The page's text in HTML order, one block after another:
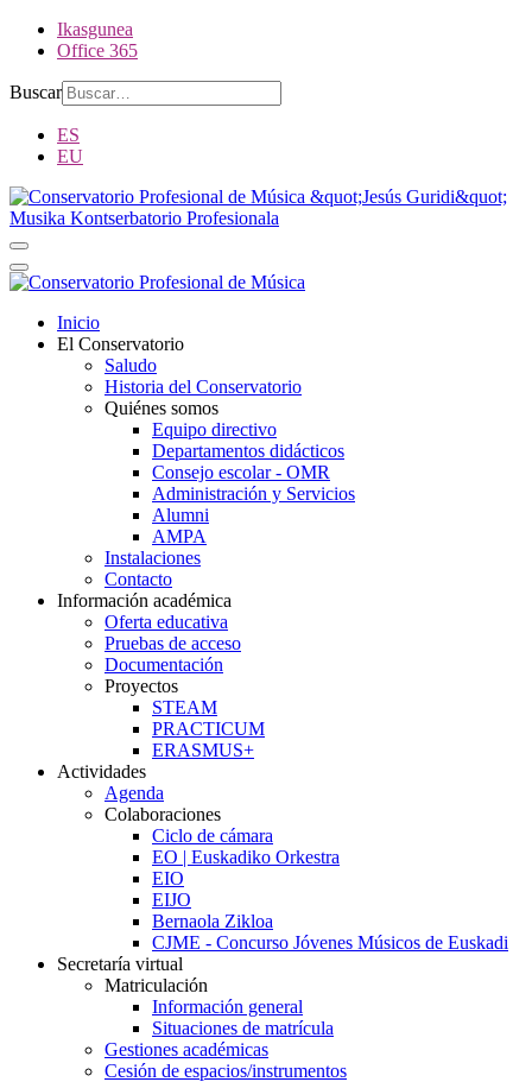
Ikasgunea
Office 365
Buscar
ES
EU
Inicio
El Conservatorio
Saludo
Historia del Conservatorio
Quiénes somos
Equipo directivo
Departamentos didácticos
Consejo escolar - OMR
Administración y Servicios
Alumni
AMPA
Instalaciones
Contacto
Información académica
Oferta educativa
Pruebas de acceso
Documentación
Proyectos
STEAM
PRACTICUM
ERASMUS+
Actividades
Agenda
Colaboraciones
Ciclo de cámara
EO | Euskadiko Orkestra
EIO
EIJO
Bernaola Zikloa
CJME - Concurso Jóvenes Músicos de Euskadi
Secretaría virtual
Matriculación
Información general
Situaciones de matrícula
Gestiones académicas
Cesión de espacios/instrumentos